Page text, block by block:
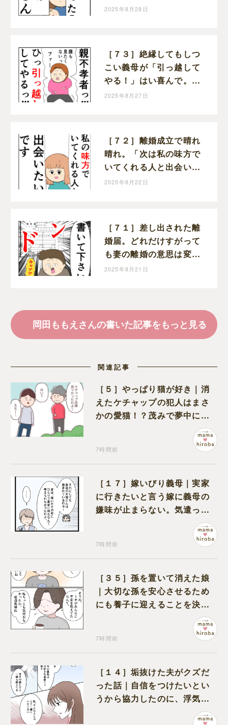
た！クセ強義母に抗う嫁
2025年8月28日
［７３］絶縁してもしつ
こい義母が「引っ越して
やる！」はい喜んで。ク
セ強義母に抗う嫁達｜岡
2025年8月27日
［７２］離婚成立で晴れ
晴れ。「次は私の味方で
いてくれる人と出会いた
い」と前を向く。クセ強
2025年8月22日
［７１］差し出された離
婚届。どれだけすがって
も妻の離婚の意思は変わ
らない。クセ強義母に抗
2025年8月21日
岡田ももえさんの書いた記事をもっと見る
関連記事
［５］やっぱり猫が好き｜消
えたケチャップの犯人はまさ
かの愛猫！？茂みで夢中にな
7時間前
［１７］嫁いびり義母｜実家
に行きたいと言う嫁に義母の
嫌味が止まらない。気遣って
7時間前
［３５］孫を置いて消えた娘
｜大切な孫を安心させるため
にも養子に迎えることを決心
7時間前
［１４］垢抜けた夫がクズだ
った話｜自信をつけたいとい
うから協力したのに、浮気と